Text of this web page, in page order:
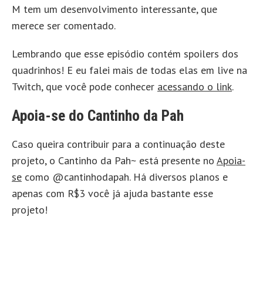
M tem um desenvolvimento interessante, que
merece ser comentado.
Lembrando que esse episódio contém spoilers dos
quadrinhos! E eu falei mais de todas elas em live na
Twitch, que você pode conhecer acessando o link.
Apoia-se do Cantinho da Pah
Caso queira contribuir para a continuação deste
projeto, o Cantinho da Pah~ está presente no Apoia-
se como @cantinhodapah. Há diversos planos e
apenas com R$3 você já ajuda bastante esse
projeto!